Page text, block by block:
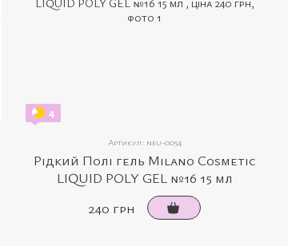
4
Артикул: neu-0054
Рідкий Полі гель Milano Cosmetic
LIQUID POLY GEL №16 15 мл
240 грн